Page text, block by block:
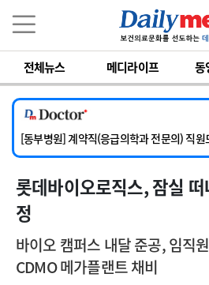
전체뉴스 메디라이프 동
[서울아산병원] 2026년 하반기 인턴 모집
[영남대학교의료원] 마취통증의학과 임기제
[충남대학교병원] 소아청소년과(소아응급전
[동부병원] 계약직(응급의학과 전문의) 직원
[이대목동병원] 하반기 전공의(레지던트1년
[서울아산병원] 2026년 하반기 인턴 모집
[영남대학교의료원] 마취통증의학과 임기제
롯데바이오로직스, 잠실 떠
정
바이오 캠퍼스 내달 준공, 임직
CDMO 메가플랜트 채비